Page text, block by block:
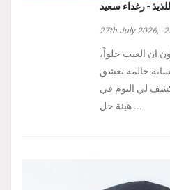
- رغداء سعيد
27th July 2026,
ان الغيب حلواً،
حالمة تعشق
لي اليوم في
هيئة حل ...